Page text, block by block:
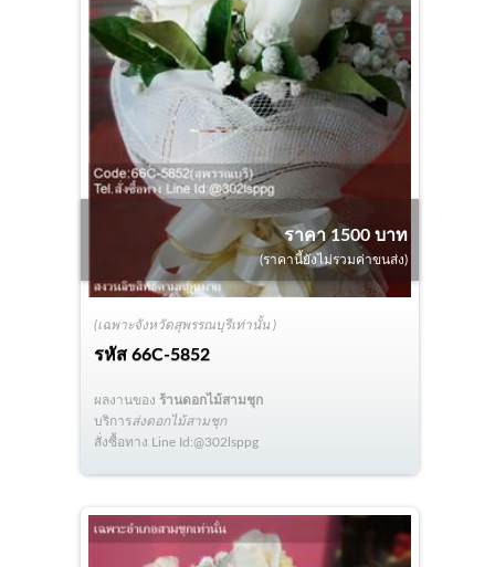
(เฉพาะจังหวัดสุพรรณบุรีเท่านั้น )
รหัส66C-5852
ราคา 1500 บาท
(ราคานี้ยังไม่รวมค่าขนส่ง)
ผลงานของ ร้านดอกไม้สามชุก
บริการส่งดอกไม้สามชุก
สั่งซื้อทาง Line Id:@302lsppg